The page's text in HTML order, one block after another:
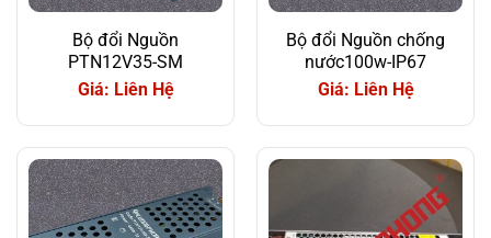
Bộ đổi Nguồn
PTN12V35-SM
Giá: Liên Hệ
Bộ đổi Nguồn chống
nước100w-IP67
Giá: Liên Hệ